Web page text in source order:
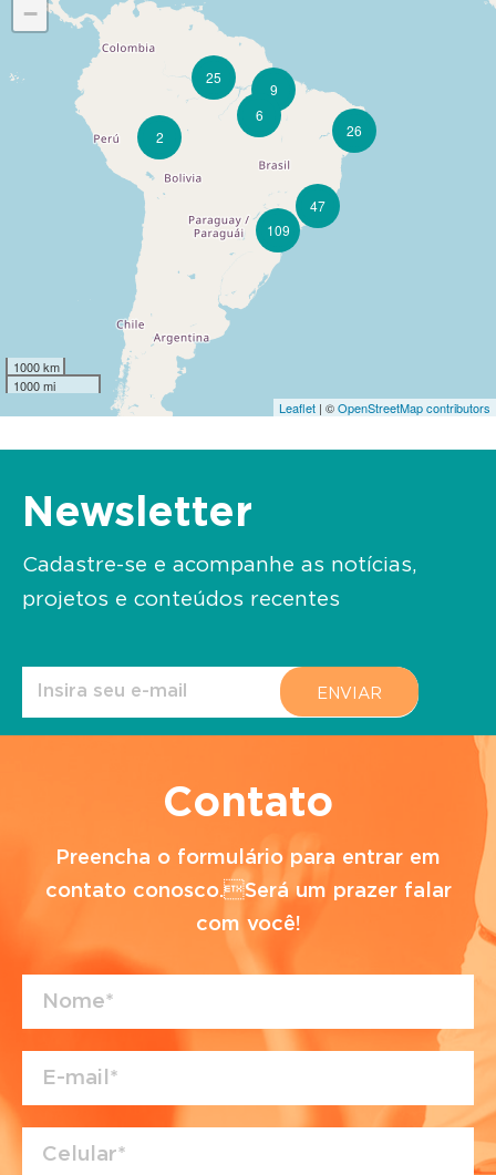
2
9
6
26
25
47
109
−
1000 km
1000 mi
Leaflet | ©OpenStreetMap contributors
Newsletter
Cadastre-se e acompanhe as notícias,
projetos e conteúdos recentes
Contato
Preencha o formulário para entrar em
contato conosco.Será um prazer falar
com você!